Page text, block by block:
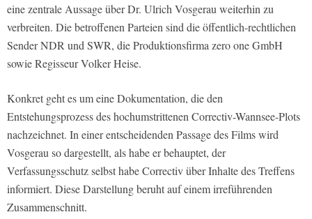
eine zentrale Aussage über Dr. Ulrich Vosgerau weiterhin zu
verbreiten. Die betroffenen Parteien sind die öffentlich-rechtlichen
Sender NDR und SWR, die Produktionsfirma zero one GmbH
sowie Regisseur Volker Heise.
Konkret geht es um eine Dokumentation, die den
Entstehungsprozess des hochumstrittenen Correctiv-Wannsee-Plots
nachzeichnet. In einer entscheidenden Passage des Films wird
Vosgerau so dargestellt, als habe er behauptet, der
Verfassungsschutz selbst habe Correctiv über Inhalte des Treffens
informiert. Diese Darstellung beruht auf einem irreführenden
Zusammenschnitt.